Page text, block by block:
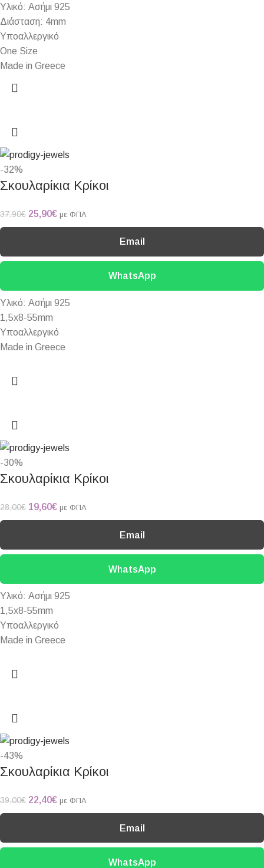
Υλικό: Ασήμι 925
Διάσταση: 4mm
Υποαλλεργικό
One Size
Made in Greece
-32%
Σκουλαρίκια Κρίκοι
37,90€ 25,90€ με ΦΠΑ
Email
WhatsApp
Yλικό: Ασήμι 925
1,5x8-55mm
Υποαλλεργικό
Made in Greece
-30%
Σκουλαρίκια Κρίκοι
28,00€ 19,60€ με ΦΠΑ
Email
WhatsApp
Yλικό: Ασήμι 925
1,5x8-55mm
Υποαλλεργικό
Made in Greece
-43%
Σκουλαρίκια Κρίκοι
39,00€ 22,40€ με ΦΠΑ
Email
WhatsApp